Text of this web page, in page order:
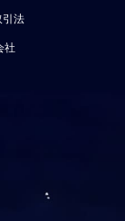
引法
社